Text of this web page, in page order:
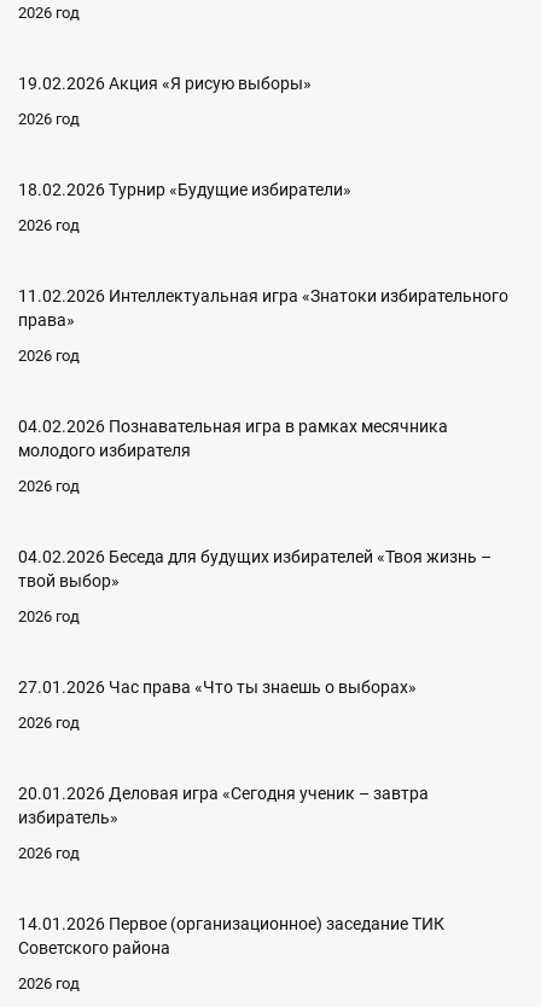
2026 год
19.02.2026 Акция «Я рисую выборы»
2026 год
18.02.2026 Турнир «Будущие избиратели»
2026 год
11.02.2026 Интеллектуальная игра «Знатоки избирательного
права»
2026 год
04.02.2026 Познавательная игра в рамках месячника
молодого избирателя
2026 год
04.02.2026 Беседа для будущих избирателей «Твоя жизнь –
твой выбор»
2026 год
27.01.2026 Час права «Что ты знаешь о выборах»
2026 год
20.01.2026 Деловая игра «Сегодня ученик – завтра
избиратель»
2026 год
14.01.2026 Первое (организационное) заседание ТИК
Советского района
2026 год